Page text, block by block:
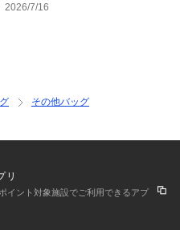
2026/7/16
その他バッグ
リ
イント対象施設でご利用できるアプ